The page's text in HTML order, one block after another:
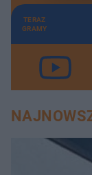
TERAZ
GRAMY